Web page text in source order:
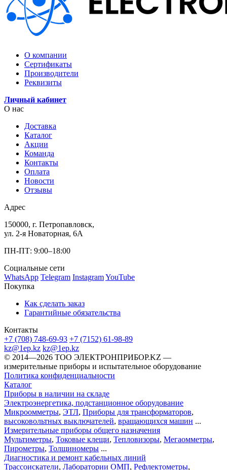
О компании
Сертификаты
Производители
Реквизиты
Личный кабинет
О нас
Доставка
Каталог
Акции
Команда
Контакты
Оплата
Новости
Отзывы
Адрес
150000, г. Петропавловск,
ул. 2-я Новаторная, 6А
ПН-ПТ: 9:00–18:00
Социальные сети
WhatsApp Telegram InstagramYouTube
Покупка
Как сделать заказ
Гарантийные обязательства
Контакты
+7 (708) 748-69-93 +7 (7152) 61-98-89
kz@1ep.kz kz@1ep.kz
©️ 2014—2026 ТОО ЭЛЕКТРОНПРИБОР.KZ —
измерительные приборы и испытательное оборудование
Политика конфиденциальности
Каталог
Приборы в наличии на складе
Электроэнергетика, подстанционное оборудование
Микроомметры, ЭТЛ, Приборы для трансформаторов,
высоковольтных выключателей, вращающихся машин ...
Измерительные приборы общего назначения
Мультиметры, Токовые клещи, Тепловизоры, Мегаомметры,
Пирометры, Толщиномеры ...
Диагностика и ремонт кабельных линий
Трассоискатели, Лаборатории ОМП, Рефлектометры,